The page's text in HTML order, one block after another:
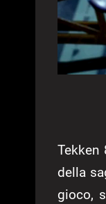
della
gioco,